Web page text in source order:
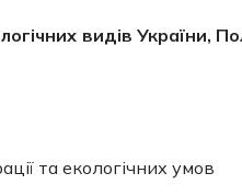
видів України,
та екологічних умов